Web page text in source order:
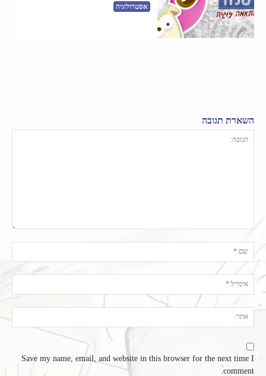
אסטרולוגיה
השארת תגובה
Save my name, email, and website in this browser for the next time I
comment.